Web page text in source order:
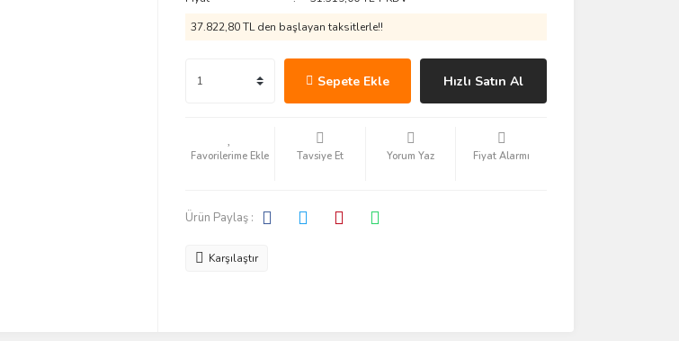
37.822,80 TL den başlayan taksitlerle!!
Sepete Ekle Hızlı Satın Al
Tavsiye Et Yorum Yaz Fiyat Alarmı
Ürün Paylaş :
Karşılaştır